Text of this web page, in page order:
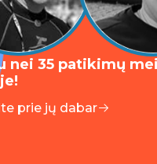
nei 35 patikimų
prie jų dabar